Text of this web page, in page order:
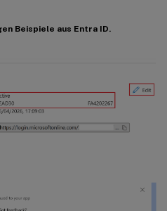
Beispiele aus Entra ID.